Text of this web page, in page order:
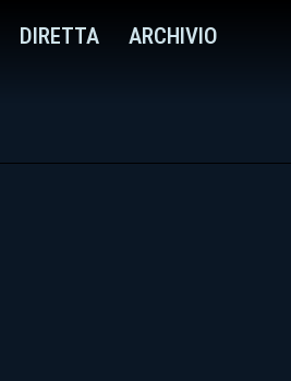
DIRETTA ARCHIVIO